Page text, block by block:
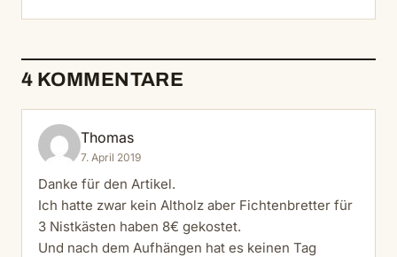
4 KOMMENTARE
Thomas
7. April 2019
Danke für den Artikel.
Ich hatte zwar kein Altholz aber Fichtenbretter für
3 Nistkästen haben 8€ gekostet.
Und nach dem Aufhängen hat es keinen Tag